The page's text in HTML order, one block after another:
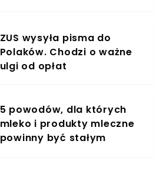
ZUS wysyła pisma do
Polaków. Chodzi o ważne
ulgi od opłat
5 powodów, dla których
mleko i produkty mleczne
powinny być stałym